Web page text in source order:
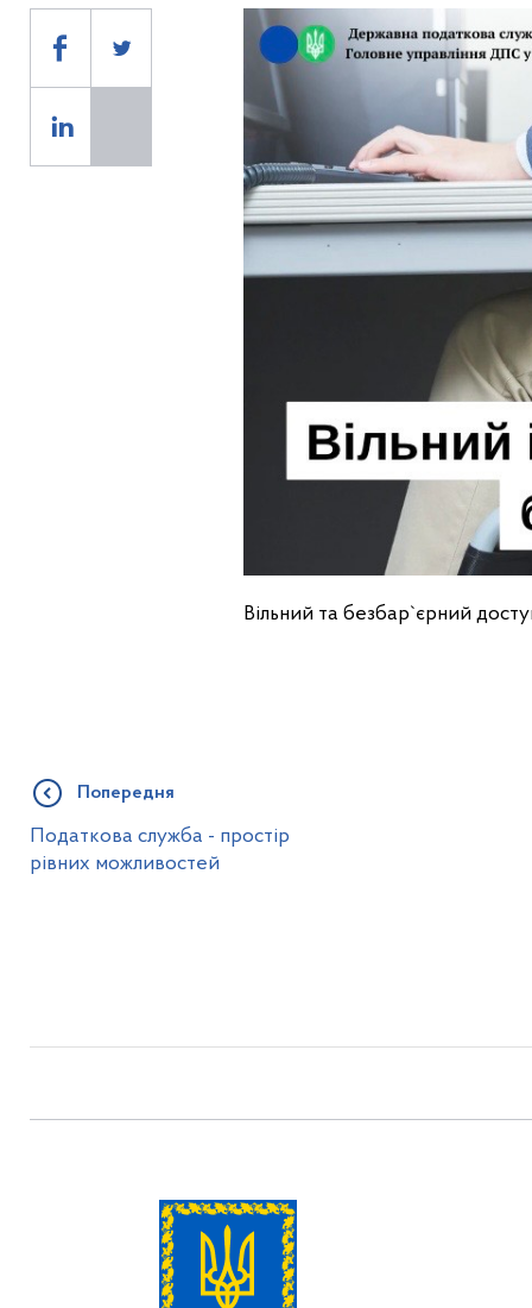
Вільний та безбар`єрний
Попередня
Податкова служба - простір
рівних можливостей